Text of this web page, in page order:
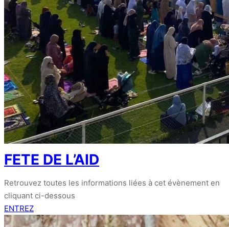
FETE DE L’AID
Retrouvez toutes les informations liées à cet évènement en
cliquant ci-dessous
ENTREZ